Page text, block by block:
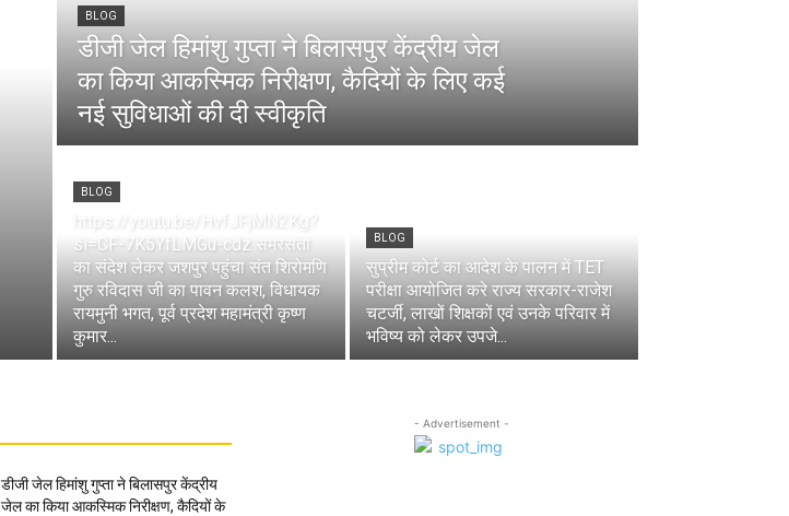
BLOG
डीजी जेल हिमांशु गुप्ता ने बिलासपुर केंद्रीय जेल
का किया आकस्मिक निरीक्षण, कैदियों के लिए कई
नई सुविधाओं की दी स्वीकृति
BLOG
https://youtu.be/HvfJFjMN2Kg?
si=CF-7K5YfLMGu-cdz समरसता
का संदेश लेकर जशपुर पहुंचा संत शिरोमणि
गुरु रविदास जी का पावन कलश, विधायक
रायमुनी भगत, पूर्व प्रदेश महामंत्री कृष्ण
कुमार...
BLOG
सुप्रीम कोर्ट का आदेश के पालन में TET
परीक्षा आयोजित करे राज्य सरकार-राजेश
चटर्जी, लाखों शिक्षकों एवं उनके परिवार में
भविष्य को लेकर उपजे...
डीजी जेल हिमांशु गुप्ता ने बिलासपुर केंद्रीय
जेल का किया आकस्मिक निरीक्षण, कैदियों के
- Advertisement -